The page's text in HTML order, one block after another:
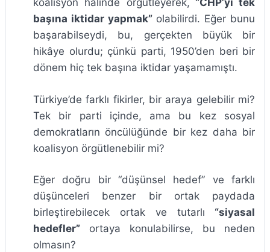
koalisyon halinde örgütleyerek, “CHP’yi tek
başına iktidar yapmak”olabilirdi. Eğer bunu
başarabilseydi, bu, gerçekten büyük bir
hikâye olurdu; çünkü parti, 1950’den beri bir
dönem hiç tek başına iktidar yaşamamıştı.
Türkiye’de farklı fikirler, bir araya gelebilir mi?
Tek bir parti içinde, ama bu kez sosyal
demokratların öncülüğünde bir kez daha bir
koalisyon örgütlenebilir mi?
Eğer doğru bir “düşünsel hedef” ve farklı
düşünceleri benzer bir ortak paydada
birleştirebilecek ortak ve tutarlı “siyasal
hedefler” ortaya konulabilirse, bu neden
olmasın?